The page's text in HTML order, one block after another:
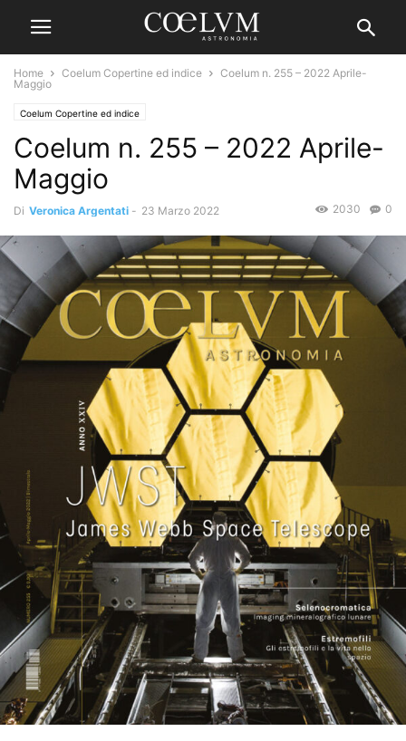
Home Coelum Copertine ed indice
Coelum n. 255 – 2022 Aprile-
Maggio
Coelum Copertine ed indice
Coelum n. 255 – 2022 Aprile-
Maggio
Di Veronica Argentati - 23 Marzo 2022 0
2030